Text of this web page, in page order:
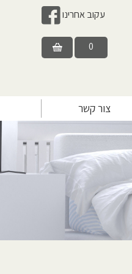
עקוב אחרינו
0
צור קשר